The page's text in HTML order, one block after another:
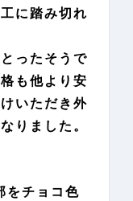
に踏み切れ
ったそうで
も他より安
いただき外
りました。
をチョコ色